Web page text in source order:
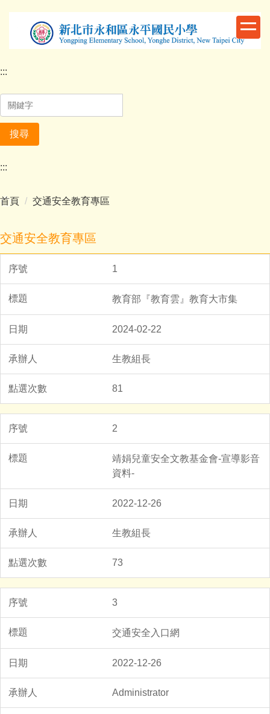
內
區
:::
搜尋
:::
首頁 交通安全教育專區
交通安全教育專區
1
教育部『教育雲』教育大市集
2024-02-22
生教組長
81
2
靖娟兒童安全文教基金會-宣導影音
資料-
2022-12-26
生教組長
73
3
交通安全入口網
2022-12-26
Administrator